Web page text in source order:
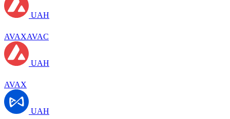
UAH
AVAXAVAC
UAH
AVAX
UAH